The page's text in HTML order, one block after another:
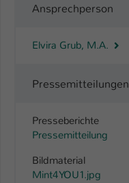
Ansprechperson
Elvira Grub, M.A.
Pressemitteilungen
Presseberichte
Pressemitteilung
Bildmaterial
Mint4YOU1.jpg